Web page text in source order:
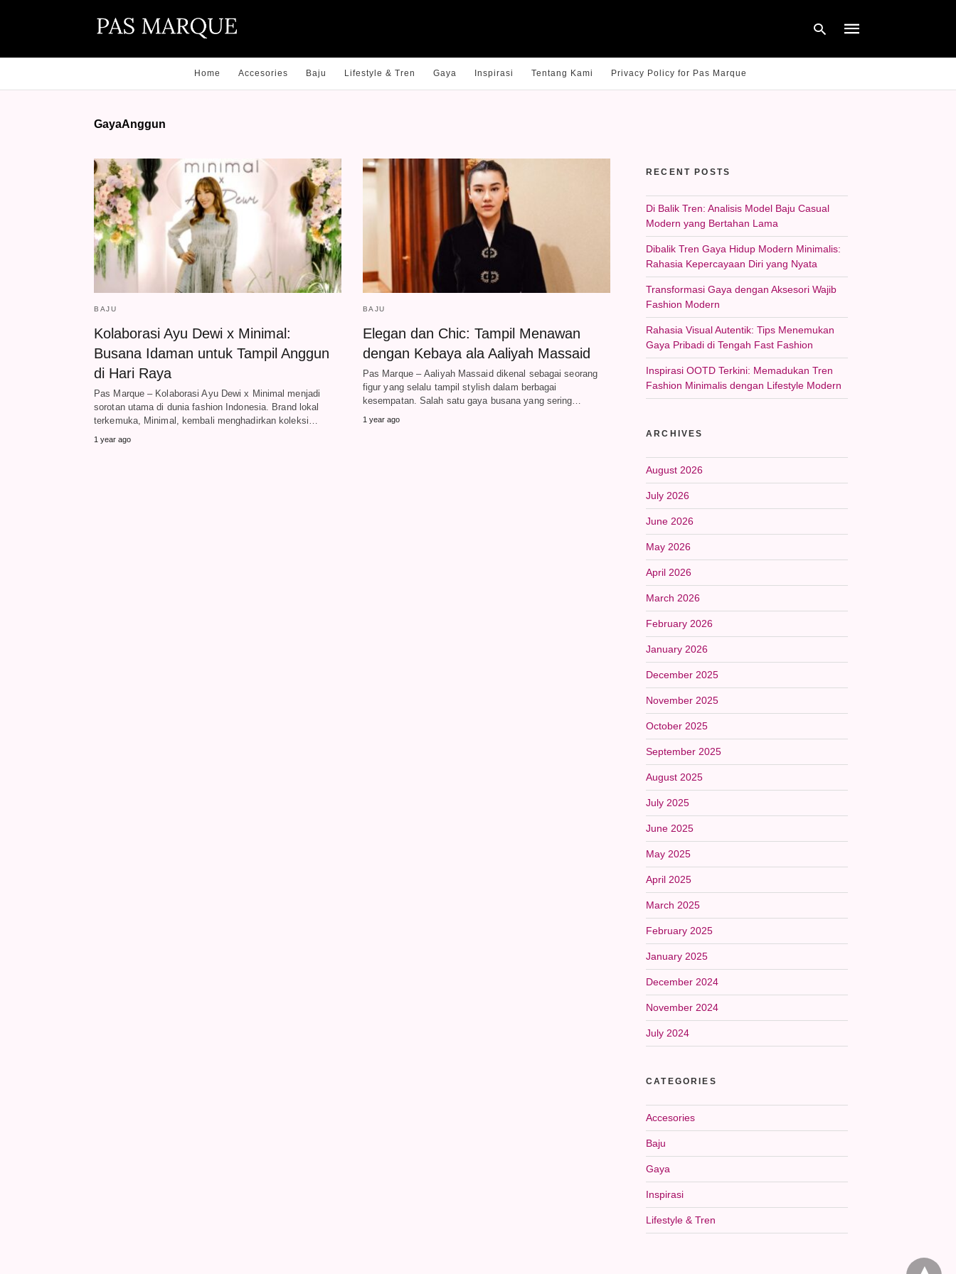
Home Accesories Baju Lifestyle & Tren Gaya Inspirasi Tentang Kami Privacy Policy for Pas Marque
GayaAnggun
BAJU
Kolaborasi Ayu Dewi x Minimal:
Busana Idaman untuk Tampil Anggun
di Hari Raya
Pas Marque – Kolaborasi Ayu Dewi x Minimal menjadi
sorotan utama di dunia fashion Indonesia. Brand lokal
terkemuka, Minimal, kembali menghadirkan koleksi…
1 year ago
BAJU
Elegan dan Chic: Tampil Menawan
dengan Kebaya ala Aaliyah Massaid
Pas Marque – Aaliyah Massaid dikenal sebagai seorang
figur yang selalu tampil stylish dalam berbagai
kesempatan. Salah satu gaya busana yang sering…
1 year ago
RECENT POSTS
Di Balik Tren: Analisis Model Baju Casual
Modern yang Bertahan Lama
Dibalik Tren Gaya Hidup Modern Minimalis:
Rahasia Kepercayaan Diri yang Nyata
Transformasi Gaya dengan Aksesori Wajib
Fashion Modern
Rahasia Visual Autentik: Tips Menemukan
Gaya Pribadi di Tengah Fast Fashion
Inspirasi OOTD Terkini: Memadukan Tren
Fashion Minimalis dengan Lifestyle Modern
ARCHIVES
August 2026
July 2026
June 2026
May 2026
April 2026
March 2026
February 2026
January 2026
December 2025
November 2025
October 2025
September 2025
August 2025
July 2025
June 2025
May 2025
April 2025
March 2025
February 2025
January 2025
December 2024
November 2024
July 2024
CATEGORIES
Accesories
Baju
Gaya
Inspirasi
Lifestyle & Tren